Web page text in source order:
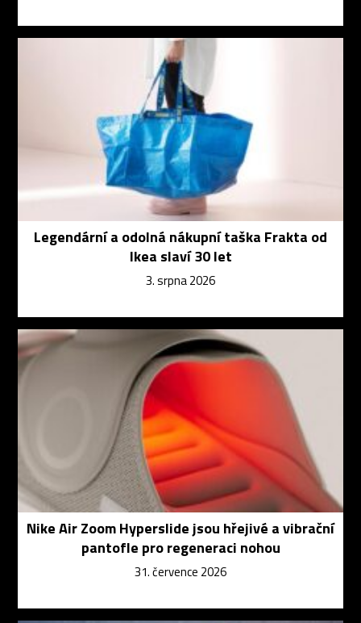
Legendární a odolná nákupní taška Frakta od
Ikea slaví 30 let
3. srpna 2026
Nike Air Zoom Hyperslide jsou hřejivé a vibrační
pantofle pro regeneraci nohou
31. července 2026